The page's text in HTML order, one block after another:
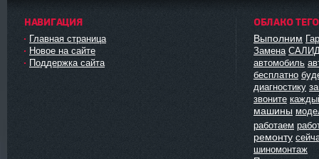
НАВИГАЦИЯ
Главная страница
Новое на сайте
Поддержка сайта
ОБЛАКО
Выполним
Замена
автомобиль
бесплатно
диагностику
звоните
машины
работаем
ремонту
шиномонтаж